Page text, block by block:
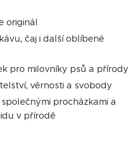
originál
čaj i další oblíbené
pro milovníky psů a přírody
věrnosti a svobody
procházkami a
v přírodě